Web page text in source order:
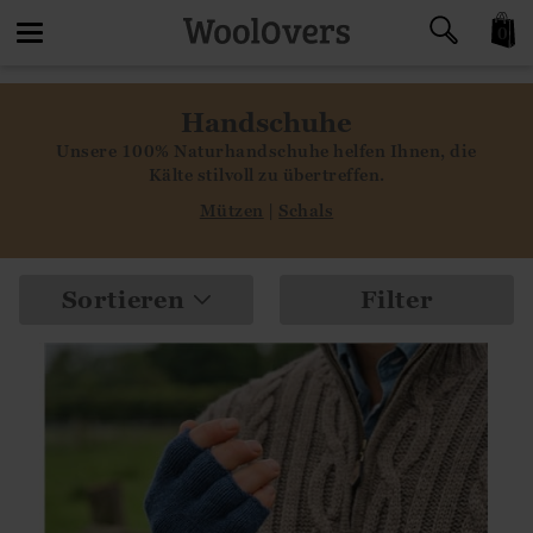
Handschuhe
Unsere 100% Naturhandschuhe helfen Ihnen, die
Kälte stilvoll zu übertreffen.
Mützen | Schals
Sortieren Filter